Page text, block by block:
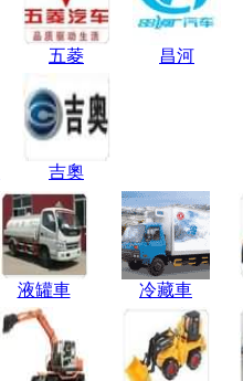
五菱 昌河
吉奧
液罐車 冷藏車